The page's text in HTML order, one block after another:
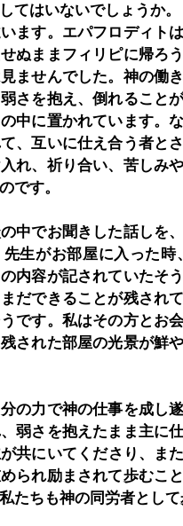
てはいないでしょうか。
ます。エパフロディト
ぬままフィリピに帰ろ
ませんでした。神の働
さを抱え、倒れること
中に置かれています。
、互いに仕え合う者と
れ、祈り合い、苦しみ
です。
中でお聞きした話しを
生がお部屋に入った
内容が記されていたそ
だできることが残され
です。私はその方とお
された部屋の光景が鮮
の力で神の仕事を成し
弱さを抱えたまま主に
共にいてくださり、
られ励まされて歩むこ
たちも神の同労者として